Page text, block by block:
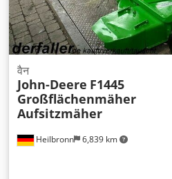
Heilbronn 6,839 km
वैन
John-Deere F1445
Großflächenmäher
Aufsitzmäher